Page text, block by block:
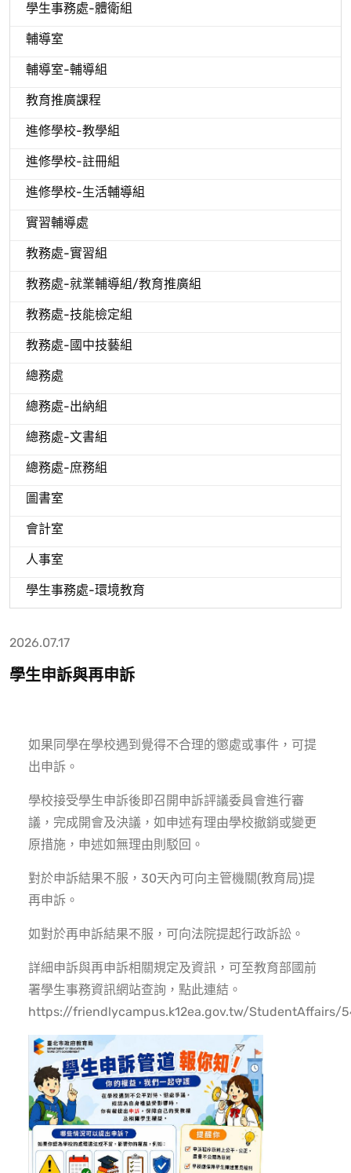
學生事務處-體衛組
輔導室
輔導室-輔導組
教育推廣課程
進修學校-教學組
進修學校-註冊組
進修學校-生活輔導組
實習輔導處
教務處-實習組
教務處-就業輔導組/教育推廣組
教務處-技能檢定組
教務處-國中技藝組
總務處
總務處-出納組
總務處-文書組
總務處-庶務組
圖書室
會計室
人事室
學生事務處-環境教育
2026.07.17
學生申訴與再申訴
如果同學在學校遇到覺得不合理的懲處或事件，可提
出申訴。
學校接受學生申訴後即召開申訴評議委員會進行審
議，完成開會及決議，如申述有理由學校撤銷或變更
原措施，申述如無理由則駁回。
對於申訴結果不服，30天內可向主管機關(教育局)提
再申訴。
如對於再申訴結果不服，可向法院提起行政訴訟。
詳細申訴與再申訴相關規定及資訊，可至教育部國前
署學生事務資訊網站查詢， 點此連結。
https://friendlycampus.k12ea.gov.tw/StudentAffairs/